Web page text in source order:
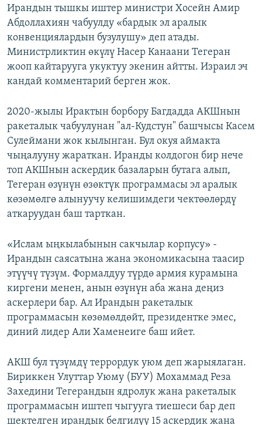
Ирандын тышкы иштер министри Хосейн Амир
Абдоллахиян чабуулду «бардык эл аралык
конвенциялардын бузулушу» деп атады.
Министрликтин өкүлү Насер Канаани Тегеран
жооп кайтарууга укуктуу экенин айтты. Израил эч
кандай комментарий берген жок.
2020-жылы Ирактын борбору Багдадда АКШнын
ракеталык чабуулунан "ал-Кудстун" башчысы Касем
Сулеймани жок кылынган. Бул окуя аймакта
чыңалууну жараткан. Иранды колдогон бир нече
топ АКШнын аскердик базаларын бутага алып,
Тегеран өзүнүн өзөктүк программасы эл аралык
көзөмөлгө алынуучу келишимдеги чектөөлөрдү
аткаруудан баш тарткан.
«Ислам ыңкылабынын сакчылар корпусу» -
Ирандын саясатына жана экономикасына таасир
этүүчү түзүм. Формалдуу түрдө армия курамына
киргени менен, анын өзүнүн аба жана деңиз
аскерлери бар. Ал Ирандын ракеталык
программасын көзөмөлдөйт, президентке эмес,
диний лидер Али Хаменеиге баш ийет.
АКШ бул түзүмдү террордук уюм деп жарыялаган.
Бириккен Улуттар Уюму (БУУ) Мохаммад Реза
Захедини Тегерандын ядролук жана ракеталык
программасын иштеп чыгууга тиешеси бар деп
шектелген ирандык белгилүү 15 аскердик жана